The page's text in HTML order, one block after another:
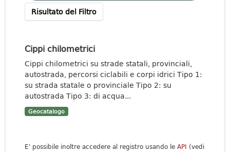
Risultato del Filtro
Cippi chilometrici
Cippi chilometrici su strade statali, provinciali,
autostrada, percorsi ciclabili e corpi idrici Tipo 1:
su strada statale o provinciale Tipo 2: su
autostrada Tipo 3: di acqua...
Geocatalogo
E' possibile inoltre accedere al registro usando le API (vedi